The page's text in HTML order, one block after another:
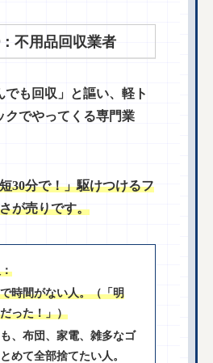
不用品回収業者
でも回収」と謳い、軽ト
クでやってくる専門業
30分で！」駆けつけるフ
が売りです。
時間がない人。（「明
った！」）
、布団、家電、雑多なゴ
めて全部捨てたい人。